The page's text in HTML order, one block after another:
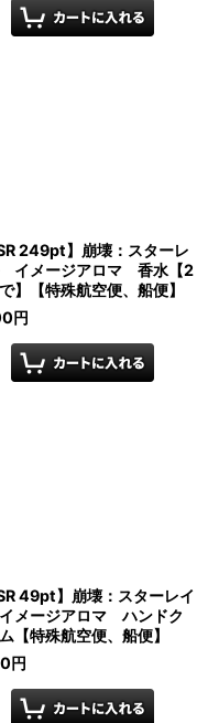
249pt】崩壊：スターレ
イメージアロマ 香水【2
】【特殊航空便、船便】
円
49pt】崩壊：スターレイ
メージアロマ ハンドク
【特殊航空便、船便】
円